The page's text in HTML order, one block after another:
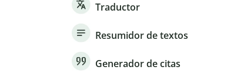
Traductor
Resumidor de textos
Generador de citas